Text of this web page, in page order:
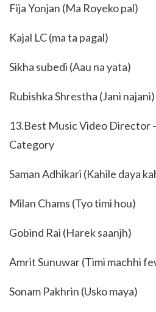
Fija Yonjan (Ma Royeko pal)
Kajal LC (ma ta pagal)
Sikha subedi (Aau na yata)
Rubishka Shrestha (Jani najani)
13.Best Music Video Director
Category
Saman Adhikari (Kahile daya
Milan Chams (Tyo timi hou)
Gobind Rai (Harek saanjh)
Amrit Sunuwar (Timi machhi
Sonam Pakhrin (Usko maya)